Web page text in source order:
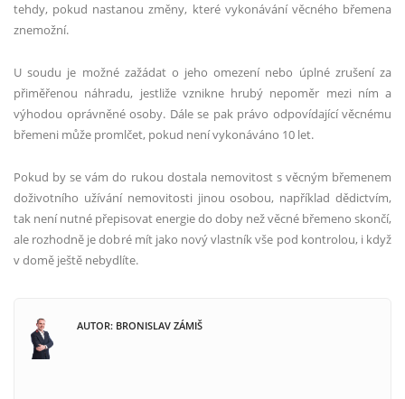
tehdy, pokud nastanou změny, které vykonávání věcného břemena
znemožní.
U soudu je možné zažádat o jeho omezení nebo úplné zrušení za
přiměřenou náhradu, jestliže vznikne hrubý nepoměr mezi ním a
výhodou oprávněné osoby. Dále se pak právo odpovídající věcnému
břemeni může promlčet, pokud není vykonáváno 10 let.
Pokud by se vám do rukou dostala nemovitost s věcným břemenem
doživotního užívání nemovitosti jinou osobou, například dědictvím,
tak není nutné přepisovat energie do doby než věcné břemeno skončí,
ale rozhodně je dobré mít jako nový vlastník vše pod kontrolou, i když
v domě ještě nebydlíte.
AUTOR: BRONISLAV ZÁMIŠ